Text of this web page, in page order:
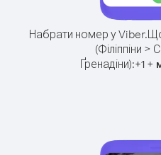
Набрати номер у Viber.
(Філіппіни >
Ґренадіни):+1+